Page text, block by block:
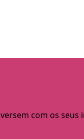
com os seus